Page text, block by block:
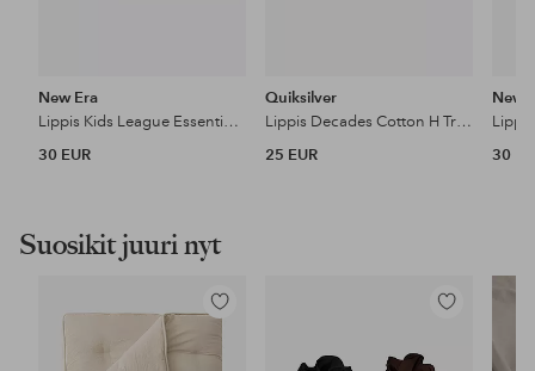
New Era
Lippis Kids League Essential 940 Ney
30 EUR
Quiksilver
Lippis Decades Cotton H Trucker Youth
25 EUR
New
30
Suosikit juuri nyt
Lisää
Lisää